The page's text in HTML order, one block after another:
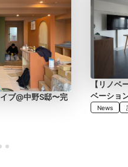
ブ@中野S邸〜完
【リノベ
ベーショ
News